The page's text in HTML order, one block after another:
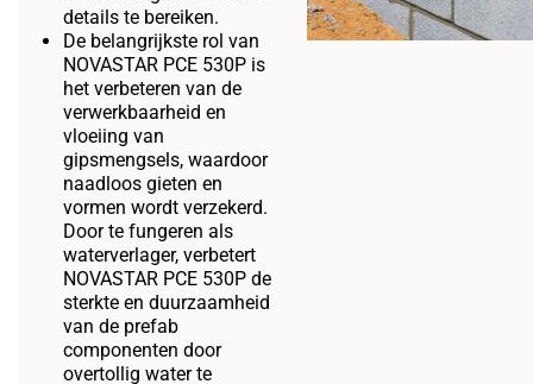
details te bereiken.
De belangrijkste rol van
NOVASTAR PCE 530P is
het verbeteren van de
verwerkbaarheid en
vloeiing van
gipsmengsels, waardoor
naadloos gieten en
vormen wordt verzekerd.
Door te fungeren als
waterverlager, verbetert
NOVASTAR PCE 530P de
sterkte en duurzaamheid
van de prefab
componenten door
overtollig water te